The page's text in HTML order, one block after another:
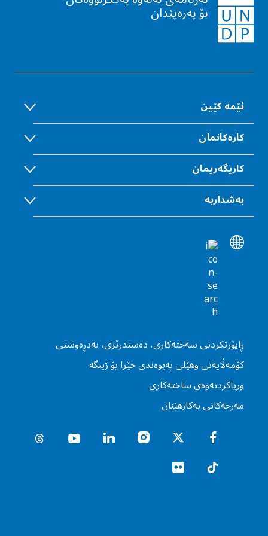
بۆ پەرەپێدان
ئێمە كێین
كارەكانمان
كاریگەريمان
بەشداربە
ڕاپۆرتكردنى سه‌خته‌كارى، ده‌ستدرێژی، به‌دڕه‌وشتى
كۆمه‌ڵایه‌تى وهێلى په‌یوه‌ندی خێرا بۆ ژینگه‌
وریاكردنه‌وه‌ى ساخته‌كارى
مه‌رجه‌كانی به‌كارهێنان